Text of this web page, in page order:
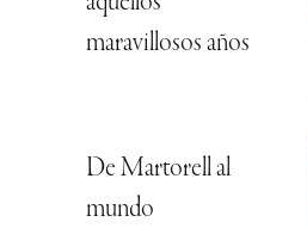
maravillosos años
De Martorell al
mundo